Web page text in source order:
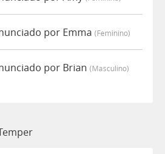
por Emma (feminino)
por Brian (masculino)